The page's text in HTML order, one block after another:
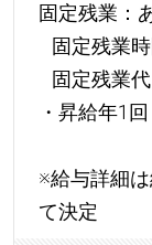
固定残業：
固定残業
固定残業
・昇給年1回
※給与詳細
て決定